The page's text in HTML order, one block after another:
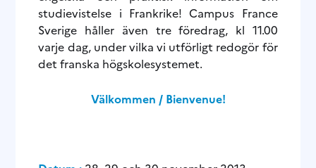
studievistelse i Frankrike! Campus France
Sverige håller även tre föredrag, kl 11.00
varje dag, under vilka vi utförligt redogör för
det franska högskolesystemet.
Välkommen / Bienvenue!